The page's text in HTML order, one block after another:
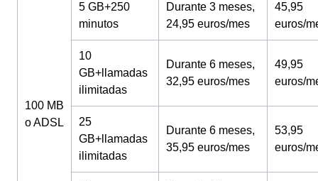
100 MB
o ADSL
5 GB+250
minutos
Durante 3 meses,
24,95 euros/mes
45,95
euros/
10
GB+llamadas
ilimitadas
Durante 6 meses,
32,95 euros/mes
49,95
euros/
25
GB+llamadas
ilimitadas
Durante 6 meses,
35,95 euros/mes
53,95
euros/